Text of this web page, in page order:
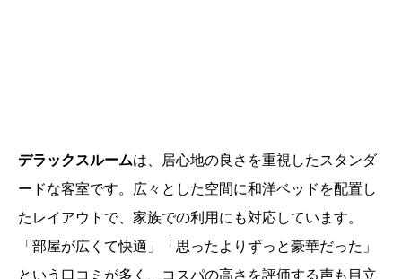
デラックスルームは、居心地の良さを重視したスタンダ
ードな客室です。広々とした空間に和洋ベッドを配置し
たレイアウトで、家族での利用にも対応しています。
「部屋が広くて快適」「思ったよりずっと豪華だった」
という口コミが多く、コスパの高さを評価する声も目立